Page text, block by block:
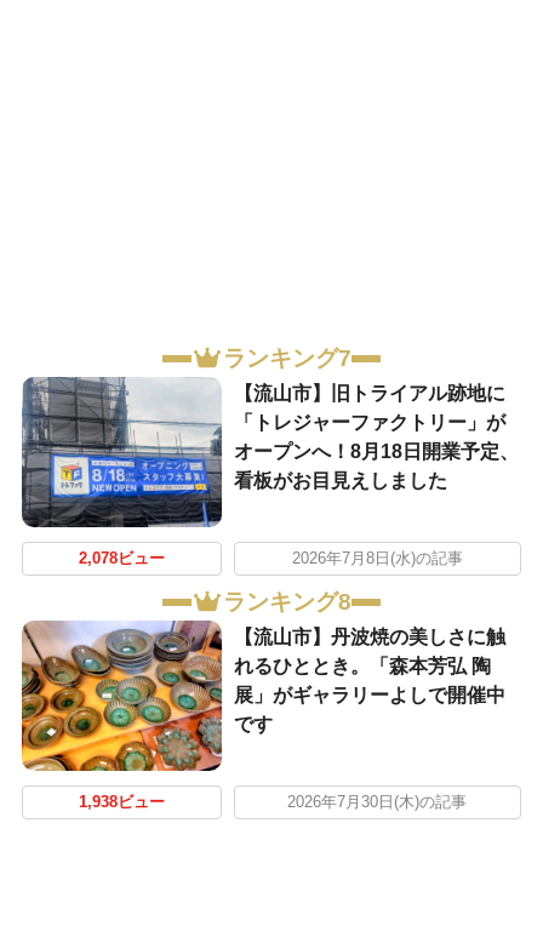
ランキング7
【流山市】旧トライアル跡地に
「トレジャーファクトリー」が
オープンへ！8月18日開業予定、
看板がお目見えしました
2,078ビュー 2026年7月8日(水)の記事
ランキング8
【流山市】丹波焼の美しさに触
れるひととき。「森本芳弘 陶
展」がギャラリーよしで開催中
です
1,938ビュー 2026年7月30日(木)の記事